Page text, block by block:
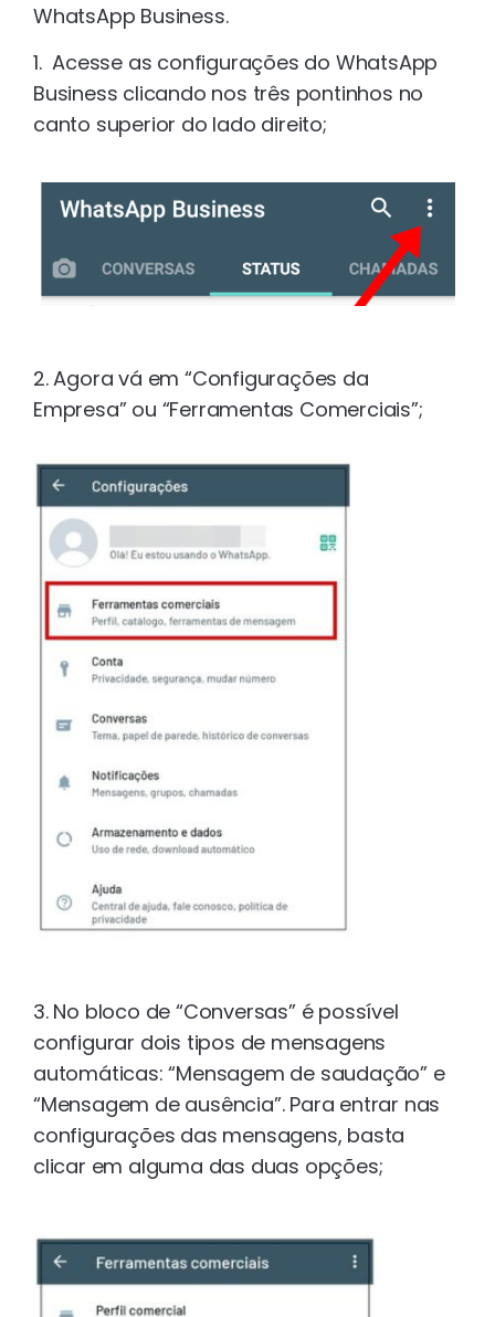
WhatsApp Business.
1. Acesse as configurações do WhatsApp
Business clicando nos três pontinhos no
canto superior do lado direito;
2. Agora vá em “Configurações da
Empresa” ou “Ferramentas Comerciais”;
3. No bloco de “Conversas” é possível
configurar dois tipos de mensagens
automáticas: “Mensagem de saudação” e
“Mensagem de ausência”. Para entrar nas
configurações das mensagens, basta
clicar em alguma das duas opções;